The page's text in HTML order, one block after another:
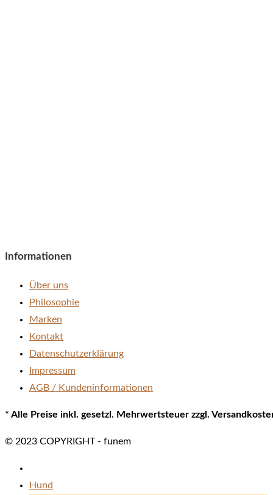
Informationen
Über uns
Philosophie
Marken
Kontakt
Datenschutzerklärung
Impressum
AGB / Kundeninformationen
* Alle Preise inkl. gesetzl. Mehrwertsteuer zzgl.
© 2023 COPYRIGHT - funem
Hund